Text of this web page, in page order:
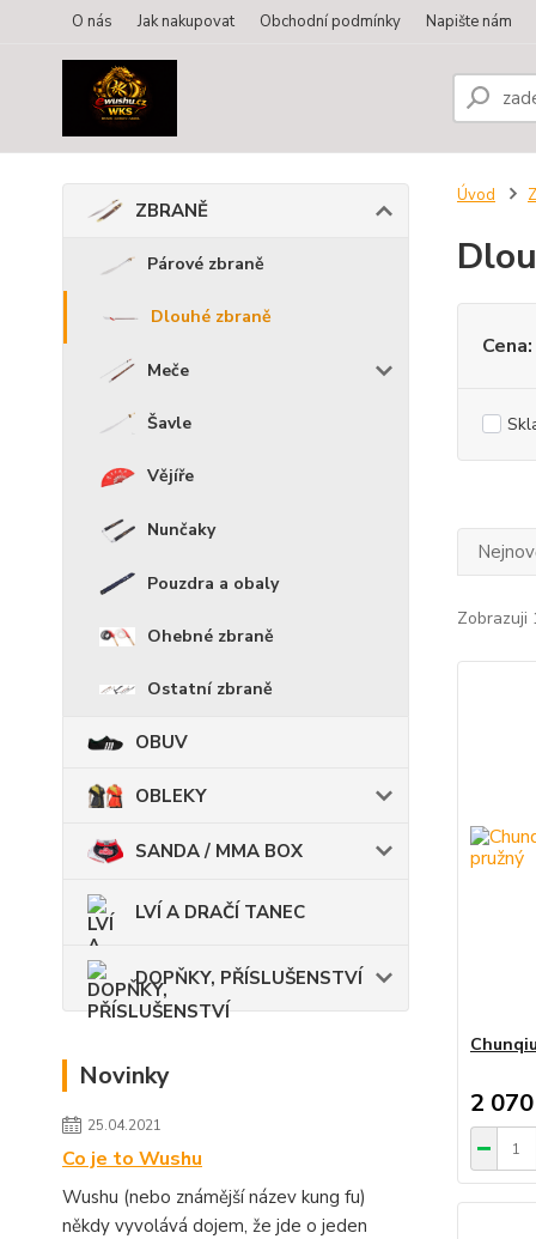
O nás Jak nakupovat Obchodní podmínky Napište nám
ZBRANĚ
Párové zbraně
Dlouhé zbraně
Meče
Šavle
Vějíře
Nunčaky
Pouzdra a obaly
Ohebné zbraně
Ostatní zbraně
OBUV
OBLEKY
SANDA / MMA BOX
LVÍ A DRAČÍ TANEC
DOPŇKY, PŘÍSLUŠENSTVÍ
Novinky
25.04.2021
Co je to Wushu
Wushu (nebo známější název kung fu)
někdy vyvolává dojem, že jde o jeden
Úvod
Cena:
Zobrazuji
2